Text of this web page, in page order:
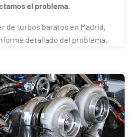
el problema.
de turbos baratos en Madrid,
detallado del problema.